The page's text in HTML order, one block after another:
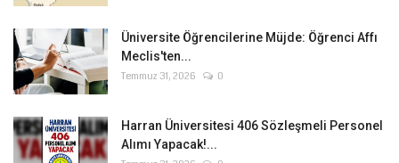
Üniversite Öğrencilerine Müjde: Öğrenci Affı
Meclis'ten...
Temmuz 31, 2026 0
Harran Üniversitesi 406 Sözleşmeli Personel
Alımı Yapacak!...